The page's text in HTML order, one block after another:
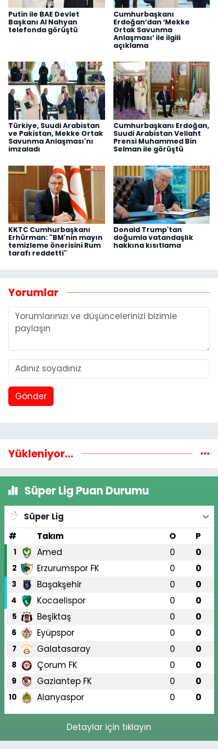
Putin ile BAE Devlet
Başkanı Al Nahyan
telefonda görüştü
Cumhurbaşkanı
Erdoğan’dan ‘Mekke
Ortak Savunma
Anlaşması’ ile ilgili
açıklama
Türkiye, Suudi Arabistan
ve Pakistan, Mekke Ortak
Savunma Anlaşması'nı
imzaladı
Cumhurbaşkanı Erdoğan,
Suudi Arabistan Veliaht
Prensi Muhammed Bin
Selman ile görüştü
KKTC Cumhurbaşkanı
Erhürman: "BM'nin mayın
temizleme önerisini Rum
tarafı reddetti"
Donald Trump'tan
doğumla vatandaşlık
hakkına kısıtlama
Yorumlar
Gönder
Yükleniyor...
Süper Lig Puan Durumu
Süper Lig
#
Takım O P
1 Amed 0 0
2 Erzurumspor FK 0 0
3 Başakşehir 0 0
4 Kocaelispor 0 0
5 Beşiktaş 0 0
6 Eyüpspor 0 0
7 Galatasaray 0 0
8 Çorum FK 0 0
9 Gaziantep FK 0 0
10 Alanyaspor 0 0
Detaylar için tıklayın